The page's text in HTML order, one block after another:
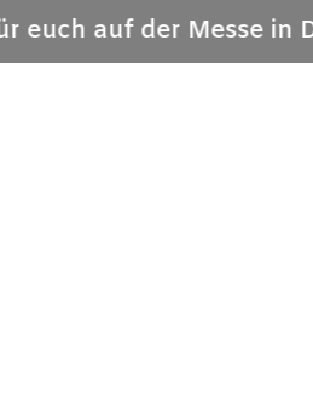
euch auf der Messe in